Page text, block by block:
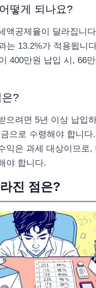
떻게 되나요?
액공제율이 달라집니
는 13.2%가 적용됩니
400만원 납입 시, 66
?
으려면 5년 이상 납입
으로 수령해야 합니다
익은 과세 대상이므로,
야 합니다.
진 점은?